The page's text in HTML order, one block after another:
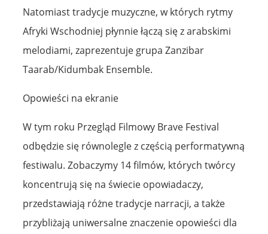
Natomiast tradycje muzyczne, w których rytmy
Afryki Wschodniej płynnie łączą się z arabskimi
melodiami, zaprezentuje grupa Zanzibar
Taarab/Kidumbak Ensemble.
Opowieści na ekranie
W tym roku Przegląd Filmowy Brave Festival
odbędzie się równolegle z częścią performatywną
festiwalu. Zobaczymy 14 filmów, których twórcy
koncentrują się na świecie opowiadaczy,
przedstawiają różne tradycje narracji, a także
przybliżają uniwersalne znaczenie opowieści dla